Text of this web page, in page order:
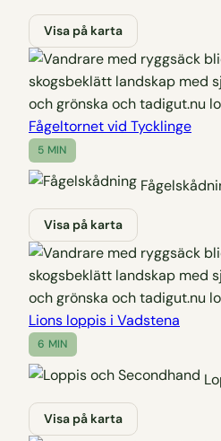
Visa på karta
Fågeltornet vid Tycklinge
5 MIN
Visa på karta
Lions loppis i Vadstena
6 MIN
Visa på karta